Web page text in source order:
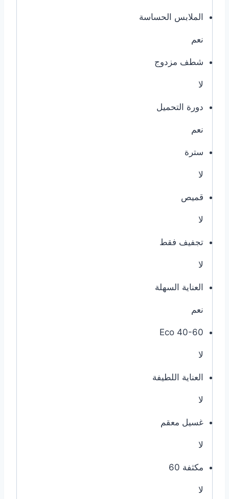
الملابس الحساسة
نعم
شطف مزدوج
لا
دورة التحميل
نعم
سترة
لا
قميص
لا
تجفيف فقط
لا
العناية السهلة
نعم
Eco 40-60
لا
العناية اللطيفة
لا
غسيل معقم
لا
مكثفة 60
لا